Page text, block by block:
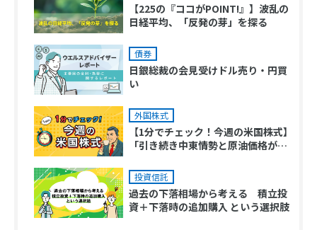
【225の『ココがPOINT!』】波乱の
日経平均、「反発の芽」を探る
債券
日銀総裁の会見受けドル売り・円買
い
外国株式
【1分でチェック！今週の米国株式】
「引き続き中東情勢と原油価格がポ
投資信託
過去の下落相場から考える 積立投
資＋下落時の追加購入 という選択肢